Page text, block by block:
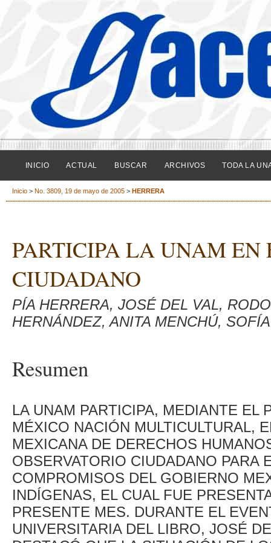
INICIO ACTUAL BUSCAR ARCHIVOS TODA LA
Inicio > No. 3809, 19 de mayo de 2005 > HERRERA
PARTICIPA LA UNAM EN
CIUDADANO
PÍA HERRERA, JOSÉ DEL VAL,
HERNÁNDEZ, ANITA MENCHÚ,
Resumen
LA UNAM PARTICIPA, MEDIANTE EL
MÉXICO NACIÓN MULTICULTURAL,
MEXICANA DE DERECHOS
OBSERVATORIO CIUDADANO PARA
COMPROMISOS DEL GOBIERNO
INDÍGENAS, EL CUAL FUE
PRESENTE MES. DURANTE EL
UNIVERSITARIA DEL LIBRO, JOSÉ